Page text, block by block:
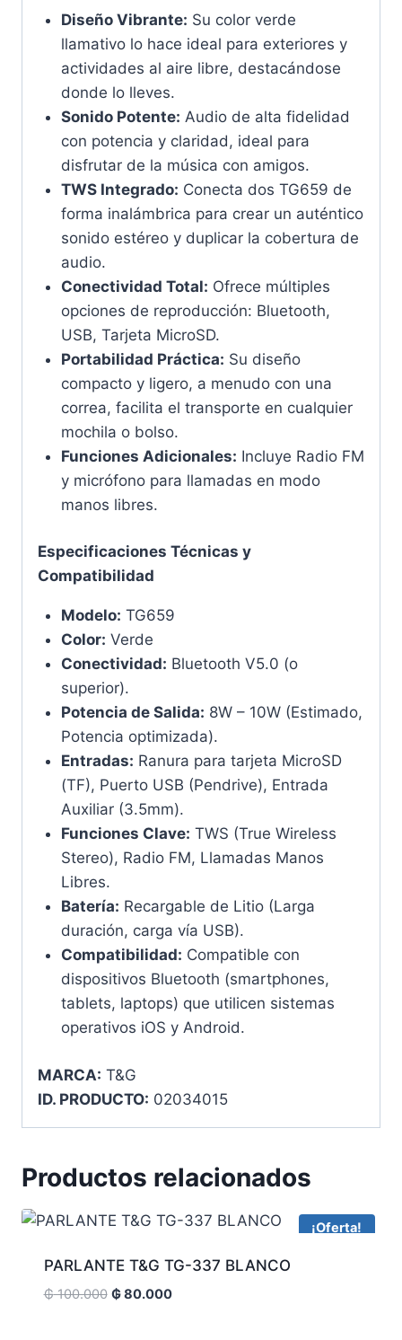
Diseño Vibrante: Su color verde
llamativo lo hace ideal para exteriores y
actividades al aire libre, destacándose
donde lo lleves.
Sonido Potente: Audio de alta fidelidad
con potencia y claridad, ideal para
disfrutar de la música con amigos.
TWS Integrado: Conecta dos TG659 de
forma inalámbrica para crear un auténtico
sonido estéreo y duplicar la cobertura de
audio.
Conectividad Total: Ofrece múltiples
opciones de reproducción: Bluetooth,
USB, Tarjeta MicroSD.
Portabilidad Práctica: Su diseño
compacto y ligero, a menudo con una
correa, facilita el transporte en cualquier
mochila o bolso.
Funciones Adicionales: Incluye Radio FM
y micrófono para llamadas en modo
manos libres.
Especificaciones Técnicas y
Compatibilidad
Modelo: TG659
Color: Verde
Conectividad: Bluetooth V5.0 (o
superior).
Potencia de Salida: 8W – 10W (Estimado,
Potencia optimizada).
Entradas: Ranura para tarjeta MicroSD
(TF), Puerto USB (Pendrive), Entrada
Auxiliar (3.5mm).
Funciones Clave: TWS (True Wireless
Stereo), Radio FM, Llamadas Manos
Libres.
Batería: Recargable de Litio (Larga
duración, carga vía USB).
Compatibilidad: Compatible con
dispositivos Bluetooth (smartphones,
tablets, laptops) que utilicen sistemas
operativos iOS y Android.
MARCA: T&G
ID. PRODUCTO: 02034015
Productos relacionados
¡Oferta!
PARLANTE T&G TG-337 BLANCO
₲100.000 ₲80.000